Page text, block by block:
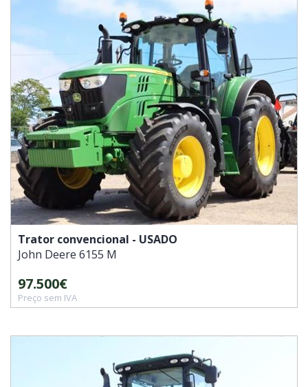
Trator convencional - USADO
John Deere 6155 M
97.500€
Preço sem IVA